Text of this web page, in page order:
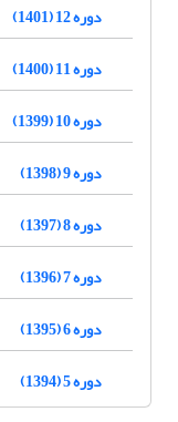
دوره 12 (1401)
دوره 11 (1400)
دوره 10 (1399)
دوره 9 (1398)
دوره 8 (1397)
دوره 7 (1396)
دوره 6 (1395)
دوره 5 (1394)